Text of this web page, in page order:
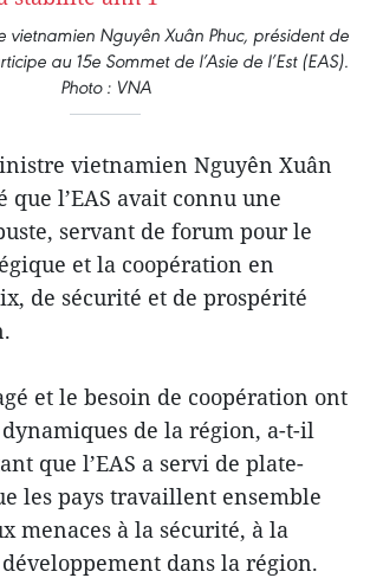
vietnamien Nguyên Xuân Phuc, président de
au 15e Sommet de l’Asie de l’Est (EAS).
Photo : VNA
vietnamien Nguyên Xuân
que l’EAS avait connu une
servant de forum pour le
et la coopération en
de sécurité et de prospérité
et le besoin de coopération ont
de la région, a-t-il
que l’EAS a servi de plate-
les pays travaillent ensemble
menaces à la sécurité, à la
dans la région.